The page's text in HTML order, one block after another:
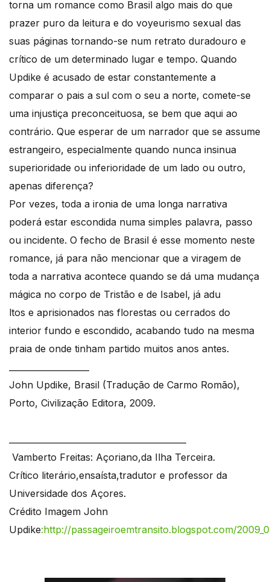
torna um romance como Brasil algo mais do que
prazer puro da leitura e do voyeurismo sexual das
suas páginas tornando-se num retrato duradouro e
crítico de um determinado lugar e tempo. Quando
Updike é acusado de estar constantemente a
comparar o pais a sul com o seu a norte, comete-se
uma injustiça preconceituosa, se bem que aqui ao
contrário. Que esperar de um narrador que se assume
estrangeiro, especialmente quando nunca insinua
superioridade ou inferioridade de um lado ou outro,
apenas diferença?
Por vezes, toda a ironia de uma longa narrativa
poderá estar escondida numa simples palavra, passo
ou incidente. O fecho de Brasil é esse momento neste
romance, já para não mencionar que a viragem de
toda a narrativa acontece quando se dá uma mudança
mágica no corpo de Tristão e de Isabel, já adu
ltos e aprisionados nas florestas ou cerrados do
interior fundo e escondido, acabando tudo na mesma
praia de onde tinham partido muitos anos antes.
John Updike, Brasil (Tradução de Carmo Romão),
Porto, Civilização Editora, 2009.
Vamberto Freitas: Açoriano,da Ilha Terceira.
Crítico literário,ensaísta,tradutor e professor da
Universidade dos Açores.
Crédito Imagem John
Updike:http://passageiroemtransito.blogspot.com/